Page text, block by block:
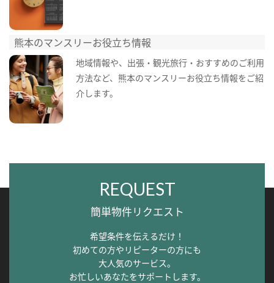
熊本のマンスリーお役立ち情報
地域情報や、出張・観光旅行・おすすめのご利用
方法など、熊本のマンスリーお役立ち情報をご紹
介します。
REQUEST
簡単物件リクエスト
希望条件を伝えるだけ！
初めての方やリピーターの方にも
大人気のサービス。
お忙しいあなたをサポートします。